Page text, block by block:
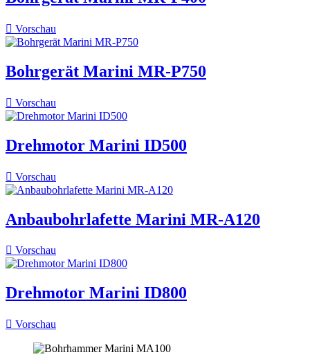
 Vorschau
Bohrgerät Marini MR-P750
 Vorschau
Drehmotor Marini ID500
 Vorschau
Anbaubohrlafette Marini MR-A120
 Vorschau
Drehmotor Marini ID800
 Vorschau